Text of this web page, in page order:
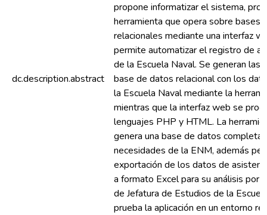
dc.description.abstract
propone informatizar el sistema,
herramienta que opera sobre bases
relacionales mediante una interfaz
permite automatizar el registro de
de la Escuela Naval. Se generan las
base de datos relacional con los
la Escuela Naval mediante la
mientras que la interfaz web se
lenguajes PHP y HTML. La
genera una base de datos completa
necesidades de la ENM, además
exportación de los datos de
a formato Excel para su análisis por
de Jefatura de Estudios de la
prueba la aplicación en un entorno